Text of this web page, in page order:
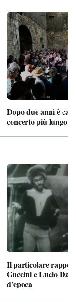
Dopo due anni è
concerto più lungo
Il particolare
Guccini e Lucio
d’epoca